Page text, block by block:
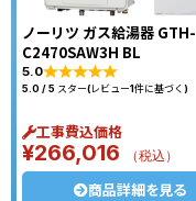
ノーリツ ガス給湯器 GTH-
C2470SAW3H BL
5.0
5.0 / 5 スター(レビュー1件に基づく)
工事費込価格
¥266,016 （税込）
商品詳細を見る